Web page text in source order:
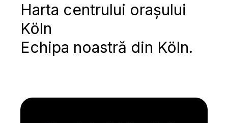
Harta centrului orașului
Köln
Echipa noastră din Köln.